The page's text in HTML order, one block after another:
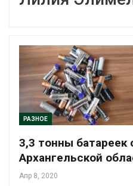
РАЗНОЕ
3,3 тонны батареек
Архангельской
Апр 8, 2020